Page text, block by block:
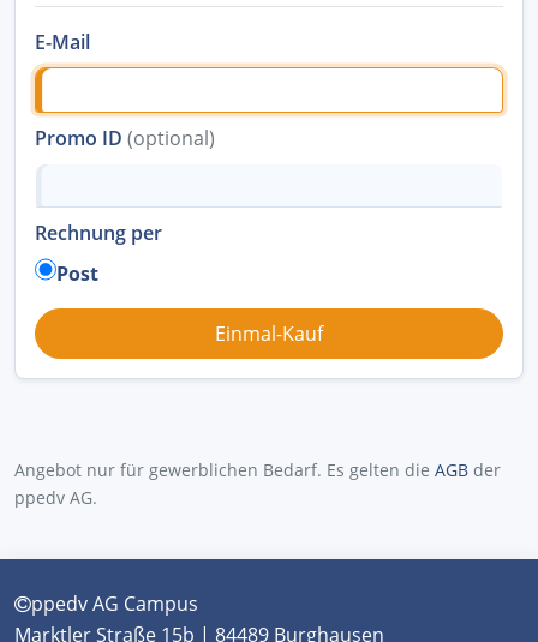
E-Mail
Promo ID (optional)
Rechnung per
Post
Angebot nur für gewerblichen Bedarf. Es gelten die AGB der
ppedv AG.
ppedv AG Campus
Marktler Straße 15b | 84489 Burghausen